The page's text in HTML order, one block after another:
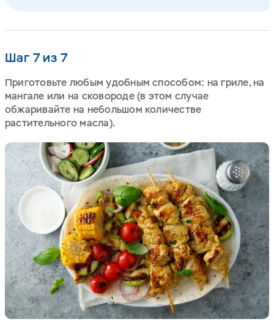
Шаг 7 из 7
Приготовьте любым удобным способом: на гриле, на
мангале или на сковороде (в этом случае
обжаривайте на небольшом количестве
растительного масла).